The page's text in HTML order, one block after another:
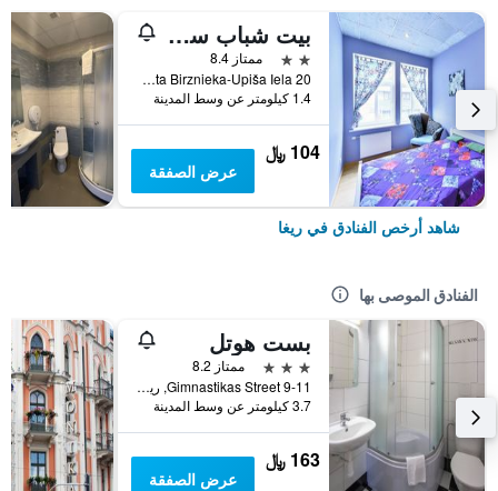
بيت شباب سنترال
2 نجمتين
ممتاز 8.4
20 Ernesta Birznieka-Upiša Iela, ريغا, لاتفيا
1.4 كيلومتر عن وسط المدينة
104 ﷼
عرض الصفقة
شاهد أرخص الفنادق في ريغا
الفنادق الموصى بها
بست هوتل
3 نجوم
ممتاز 8.2
9-11 Gimnastikas Street, ريغا, لاتفيا
3.7 كيلومتر عن وسط المدينة
163 ﷼
عرض الصفقة